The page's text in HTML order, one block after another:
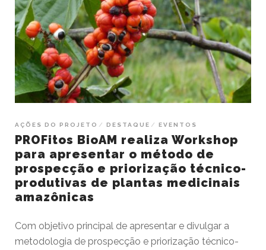
AÇÕES DO PROJETO DESTAQUE EVENTOS
PROFitos BioAM realiza Workshop
para apresentar o método de
prospecção e priorização técnico-
produtivas de plantas medicinais
amazônicas
Com objetivo principal de apresentar e divulgar a
metodologia de prospecção e priorização técnico-